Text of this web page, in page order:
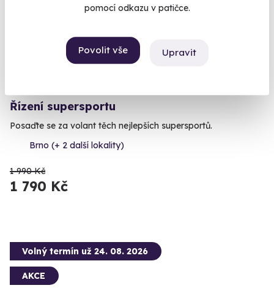
pomocí odkazu v patičce.
Povolit vše Upravit
Řízení supersportu
Posaďte se za volant těch nejlepších supersportů.
Brno (+ 2 další lokality)
1 990 Kč
1 790 Kč
Volný termín už 24. 08. 2026
AKCE